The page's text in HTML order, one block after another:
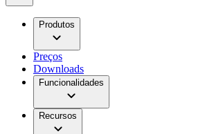
Produtos
Preços
Downloads
Funcionalidades
Recursos